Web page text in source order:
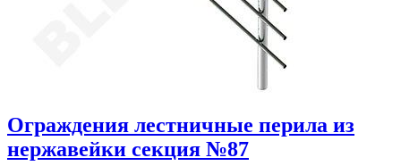
Ограждения лестничные перила из
нержавейки секция №87